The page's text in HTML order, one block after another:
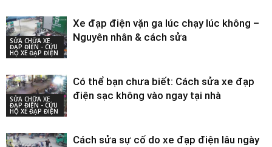
SỬA CHỮA XE
ĐẠP ĐIỆN - CỨU
HỘ XE ĐẠP ĐIỆN
Xe đạp điện vặn ga lúc chạy lúc không –
Nguyên nhân & cách sửa
SỬA CHỮA XE
ĐẠP ĐIỆN - CỨU
HỘ XE ĐẠP ĐIỆN
Có thể bạn chưa biết: Cách sửa xe đạp
điện sạc không vào ngay tại nhà
Cách sửa sự cố do xe đạp điện lâu ngày